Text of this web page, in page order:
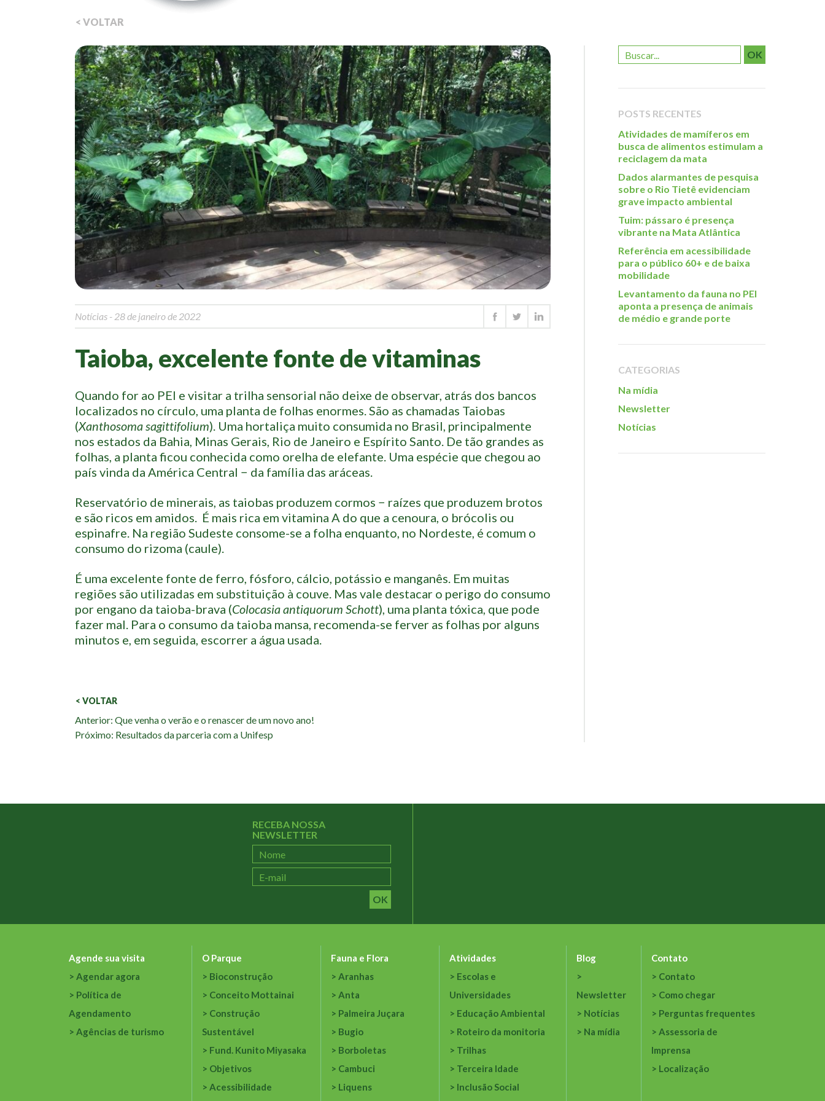
< VOLTAR
Notícias - 28 de janeiro de 2022
Taioba, excelente fonte de vitaminas
Quando for ao PEI e visitar a trilha sensorial não deixe de observar, atrás dos bancos
localizados no círculo, uma planta de folhas enormes. São as chamadas Taiobas
(Xanthosoma sagittifolium). Uma hortaliça muito consumida no Brasil, principalmente
nos estados da Bahia, Minas Gerais, Rio de Janeiro e Espírito Santo. De tão grandes as
folhas, a planta ficou conhecida como orelha de elefante. Uma espécie que chegou ao
país vinda da América Central − da família das aráceas.
Reservatório de minerais, as taiobas produzem cormos − raízes que produzem brotos
e são ricos em amidos. É mais rica em vitamina A do que a cenoura, o brócolis ou
espinafre. Na região Sudeste consome-se a folha enquanto, no Nordeste, é comum o
consumo do rizoma (caule).
É uma excelente fonte de ferro, fósforo, cálcio, potássio e manganês. Em muitas
regiões são utilizadas em substituição à couve. Mas vale destacar o perigo do consumo
por engano da taioba-brava (Colocasia antiquorum Schott), uma planta tóxica, que pode
fazer mal. Para o consumo da taioba mansa, recomenda-se ferver as folhas por alguns
minutos e, em seguida, escorrer a água usada.
< VOLTAR
Veja
Anterior: Que venha o verão e o renascer de um novo ano!
Próximo: Resultados da parceria com a Unifesp
OK
POSTS RECENTES
Atividades de mamíferos em
busca de alimentos estimulam a
reciclagem da mata
Dados alarmantes de pesquisa
sobre o Rio Tietê evidenciam
grave impacto ambiental
Tuim: pássaro é presença
vibrante na Mata Atlântica
Referência em acessibilidade
para o público 60+ e de baixa
mobilidade
Levantamento da fauna no PEI
aponta a presença de animais
de médio e grande porte
CATEGORIAS
Na mídia
Newsletter
Notícias
RECEBA NOSSA
NEWSLETTER
OK
Agende sua visita
Agendar agora
Política de
Agendamento
Agências de turismo
O Parque
Bioconstrução
Conceito Mottainai
Construção
Sustentável
Fund. Kunito Miyasaka
Objetivos
Acessibilidade
Fauna e Flora
Aranhas
Anta
Palmeira Juçara
Bugio
Borboletas
Cambuci
Liquens
Atividades
Escolas e
Universidades
Educação Ambiental
Roteiro da monitoria
Trilhas
Terceira Idade
Inclusão Social
Blog
Newsletter
Notícias
Na mídia
Contato
Contato
Como chegar
Perguntas frequentes
Assessoria de
Imprensa
Localização